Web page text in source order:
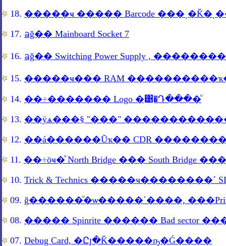
18. �����ҹ ����� Barcode
17. ᨡǧ�� Mainboard Socket 7
16. ᨡǧ�� Switching Power Supply ,
15. �����ҹ��� RAM
14. ��÷������� Logo �͹�Դ����ͧ
13. ��ÿѧ���§ "���"
12. ��á������Ũҡ�� CDR
11. ��÷ӧҹ�ͧ North Bridge ��� South Bridge ���
10. Trick & Technics �����ҹ��������´
09. ǧ������ͧ�ѡ�����ʹ����­,
08. ����� Spinrite ������ Bad sector ���
07. Debug Card, �Ըյ�Ǩ�����ҧ�Ǵ����